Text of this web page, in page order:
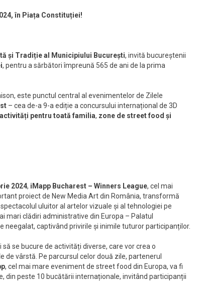
în Piața Constituției!
și Tradiție al Municipiului București, invită bucureștenii
, pentru a sărbători împreună 565 de ani de la prima
este punctul central al evenimentelor de Zilele
– cea de-a 9-a ediție a concursului internațional de 3D
pentru toată familia, zone de street food și
2024, iMapp Bucharest – Winners League, cel mai
proiect de New Media Art din România, transformă
uluitor al artelor vizuale și al tehnologiei pe
mari clădiri administrative din Europa – Palatul
neegalat, captivând privirile și inimile tuturor participanților.
se bucure de activități diverse, care vor crea o
vârstă. Pe parcursul celor două zile, partenerul
, cel mai mare eveniment de street food din Europa, va fi
din peste 10 bucătării internaționale, invitând participanții